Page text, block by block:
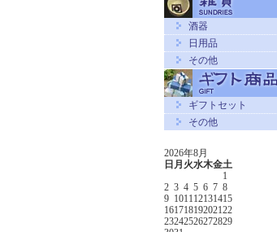
酒器
日用品
その他
ギフトセット
その他
2026年8月
日 月 火水木金土
1
2 3 4 5 6 7 8
9 101112131415
16171819202122
23242526272829